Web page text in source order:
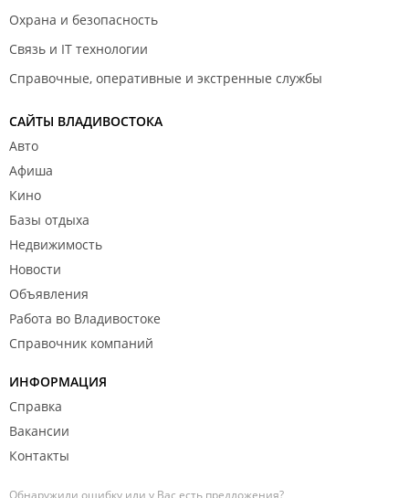
Охрана и безопасность
Связь и IT технологии
Справочные, оперативные и экстренные службы
САЙТЫ ВЛАДИВОСТОКА
Авто
Афиша
Кино
Базы отдыха
Недвижимость
Новости
Объявления
Работа во Владивостоке
Справочник компаний
ИНФОРМАЦИЯ
Справка
Вакансии
Контакты
Обнаружили ошибку или у Вас есть предложения?